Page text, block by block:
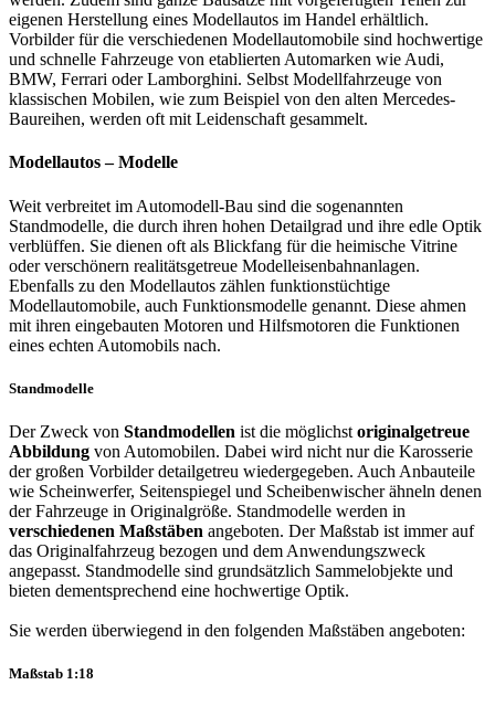
eigenen Herstellung eines Modellautos im Handel erhältlich.
Vorbilder für die verschiedenen Modellautomobile sind hochwertige
und schnelle Fahrzeuge von etablierten Automarken wie Audi,
BMW, Ferrari oder Lamborghini. Selbst Modellfahrzeuge von
klassischen Mobilen, wie zum Beispiel von den alten Mercedes-
Baureihen, werden oft mit Leidenschaft gesammelt.
Modellautos – Modelle
Weit verbreitet im Automodell-Bau sind die sogenannten
Standmodelle, die durch ihren hohen Detailgrad und ihre edle Optik
verblüffen. Sie dienen oft als Blickfang für die heimische Vitrine
oder verschönern realitätsgetreue Modelleisenbahnanlagen.
Ebenfalls zu den Modellautos zählen funktionstüchtige
Modellautomobile, auch Funktionsmodelle genannt. Diese ahmen
mit ihren eingebauten Motoren und Hilfsmotoren die Funktionen
eines echten Automobils nach.
Standmodelle
Der Zweck von Standmodellen ist die möglichst originalgetreue
Abbildung von Automobilen. Dabei wird nicht nur die Karosserie
der großen Vorbilder detailgetreu wiedergegeben. Auch Anbauteile
wie Scheinwerfer, Seitenspiegel und Scheibenwischer ähneln denen
der Fahrzeuge in Originalgröße. Standmodelle werden in
verschiedenen Maßstäben angeboten. Der Maßstab ist immer auf
das Originalfahrzeug bezogen und dem Anwendungszweck
angepasst. Standmodelle sind grundsätzlich Sammelobjekte und
bieten dementsprechend eine hochwertige Optik.
Sie werden überwiegend in den folgenden Maßstäben angeboten:
Maßstab 1:18